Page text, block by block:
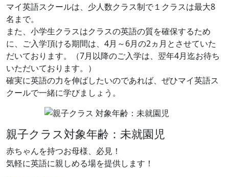
マイ英語スクールは、少人数クラス制で１クラスは最大8
名まで。
また、小学生クラスはクラスの英語の質を確保するため
に、ご入学頂ける期間は、4月～6月の2ヵ月とさせていた
だいております。（7月以降のご入学は、翌年4月迄お待ち
いただいております。）
確実に英語の力を伸ばしたいのであれば、ぜひマイ英語ス
クールで一緒に学びましょう。
親子クラス対象年齢：未就園児
赤ちゃんを持つお母様、必見！
気軽に英語に親しめる場を提供します！